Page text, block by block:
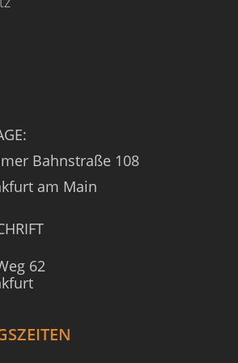
Bahnstraße 108
am Main
62